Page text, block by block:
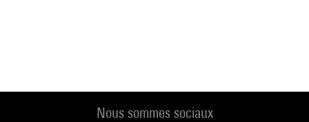
Nous sommes sociaux